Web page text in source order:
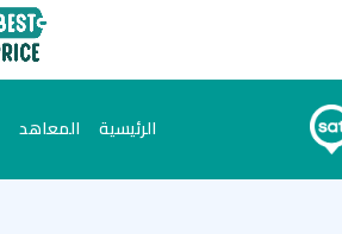
الرئيسية(current) المعاهد